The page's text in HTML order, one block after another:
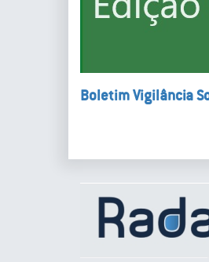
Boletim Vigilância